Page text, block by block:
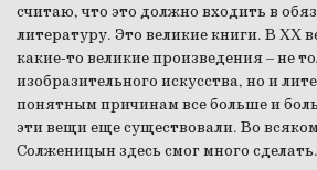
считаю, что это должно входить в
литературу. Это великие книги. В XX
какие-то великие произведения – не
изобразительного искусства, но и
понятным причинам все больше и
эти вещи еще существовали. Во
Солженицын здесь смог много сделать.